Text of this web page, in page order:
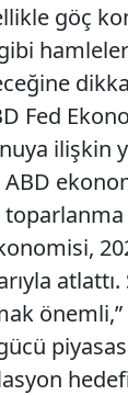
göç
Fed
ilişkin